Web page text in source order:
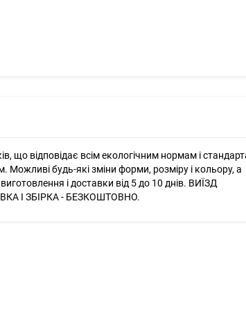
що відповідає всім екологічним нормам і
будь-які зміни форми, розміру і кольору, а
і доставки від 5 до 10 днів. ВИЇЗД
І ЗБІРКА - БЕЗКОШТОВНО.